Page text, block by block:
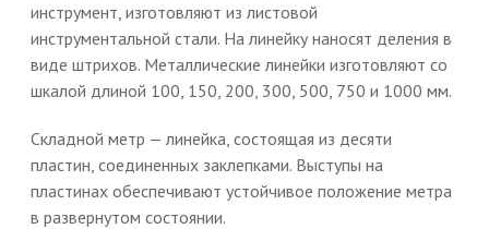
инструмент, изготовляют из листовой
инструментальной стали. На линейку наносят деления в
виде штрихов. Металлические линейки изготовляют со
шкалой длиной 100, 150, 200, 300, 500, 750 и 1000 мм.
Складной метр — линейка, состоящая из десяти
пластин, соединенных заклепками. Выступы на
пластинах обеспечивают устойчивое положение метра
в развернутом состоянии.